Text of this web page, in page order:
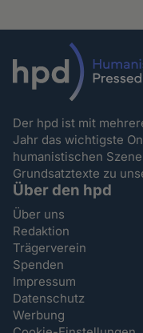
Der hpd ist mit
Jahr das wichtigste
humanistischen
Grundsatztexte zu
Über den hpd
Über uns
Redaktion
Trägerverein
Spenden
Impressum
Datenschutz
Werbung